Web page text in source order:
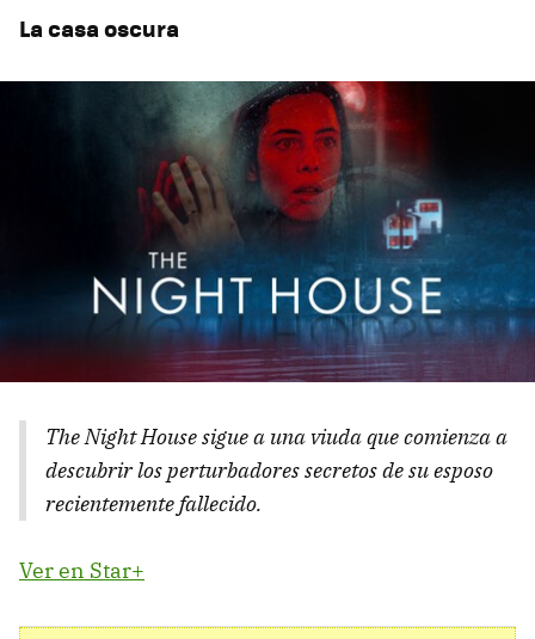
La casa oscura
The Night House sigue a una viuda que comienza a
descubrir los perturbadores secretos de su esposo
recientemente fallecido.
Ver en Star+